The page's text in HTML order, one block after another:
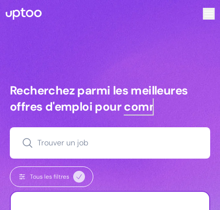
Recherchez parmi les meilleures
Recherchez parmi les meilleures
offres d'emploi pourcommerciaux
Trouver un job
Tous les filtres